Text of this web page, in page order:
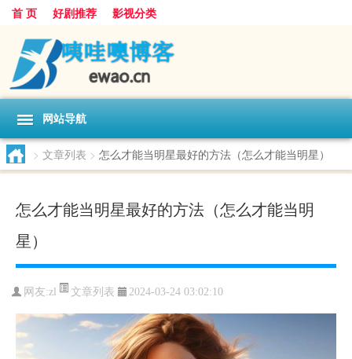
首 页 好剧推荐 影视分类
网站导航
> 文章列表 > 怎么才能当明星最好的方法（怎么才能当明星）
怎么才能当明星最好的方法（怎么才能当明
星）
网友:zl 文章列表 2024-03-24 03:02:10